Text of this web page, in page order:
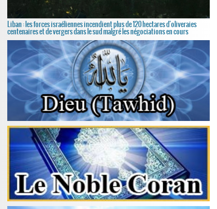
Liban : les forces israéliennes incendient plus de 120 hectares d'oliveraies
centenaires et de vergers dans le sud malgré les négociations en cours